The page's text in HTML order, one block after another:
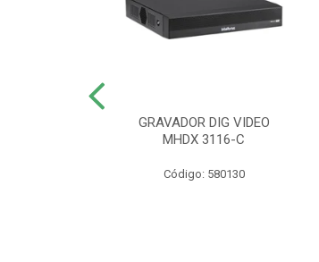
GRAVADOR DIG VIDEO
MHDX 3116-C
Código: 580130